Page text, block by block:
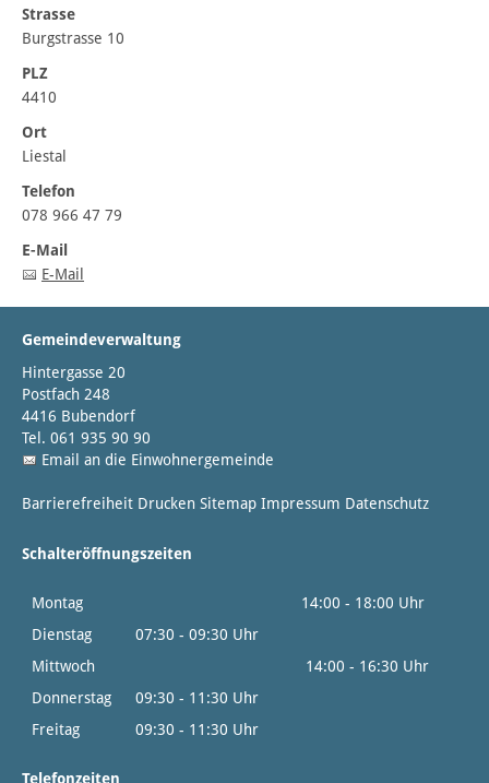
Strasse
Burgstrasse 10
PLZ
4410
Ort
Liestal
Telefon
078 966 47 79
E-Mail
E-Mail
Gemeindeverwaltung
Hintergasse 20
Postfach 248
4416 Bubendorf
Tel. 061 935 90 90
Email an die Einwohnergemeinde
Barrierefreiheit Drucken Sitemap Impressum Datenschutz
Schalteröffnungszeiten
Montag
14:00 - 18:00 Uhr
Dienstag
07:30 - 09:30 Uhr
Mittwoch
14:00 - 16:30 Uhr
Donnerstag
09:30 - 11:30 Uhr
Freitag
09:30 - 11:30 Uhr
Telefonzeiten